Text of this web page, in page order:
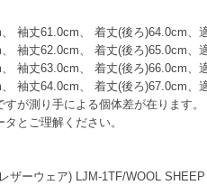
袖丈61.0cm、 着丈(後ろ)64.0cm、
袖丈62.0cm、 着丈(後ろ)65.0cm、
袖丈63.0cm、 着丈(後ろ)66.0cm、
袖丈64.0cm、 着丈(後ろ)67.0cm、
が測り手による個体差が在ります。
とご理解ください。
ザーウェア) LJM-1TF/WOOL